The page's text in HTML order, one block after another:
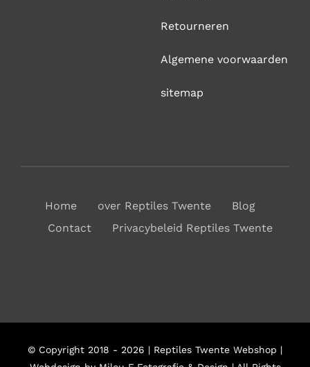
Retourneren
Algemene voorwaarden
sitemap
Home over Reptiles Twente
Blog
Contact
Privacybeleid Reptiles Twente
© Copyright 2018 - 2026 | Reptiles Twente Webshop |